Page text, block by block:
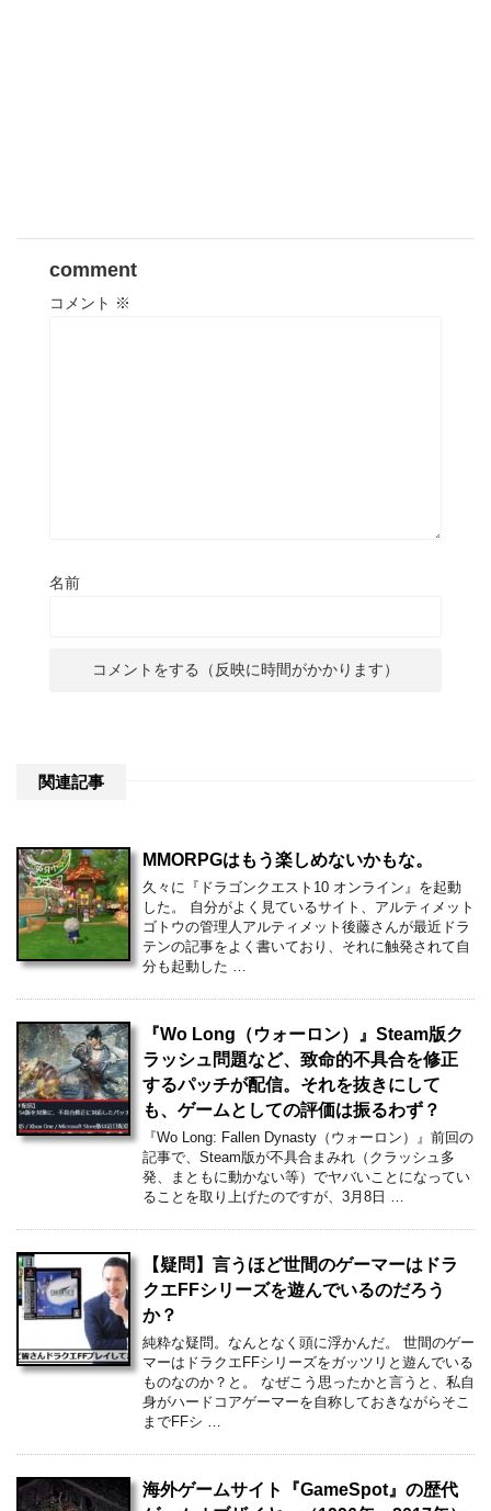
comment
コメント ※
名前
関連記事
MMORPGはもう楽しめないかもな。
久々に『ドラゴンクエスト10 オンライン』を起動
した。 自分がよく見ているサイト、アルティメット
ゴトウの管理人アルティメット後藤さんが最近ドラ
テンの記事をよく書いており、それに触発されて自
分も起動した …
『Wo Long（ウォーロン）』Steam版ク
ラッシュ問題など、致命的不具合を修正
するパッチが配信。それを抜きにして
も、ゲームとしての評価は振るわず？
『Wo Long: Fallen Dynasty（ウォーロン）』前回の
記事で、Steam版が不具合まみれ（クラッシュ多
発、まともに動かない等）でヤバいことになってい
ることを取り上げたのですが、3月8日 …
【疑問】言うほど世間のゲーマーはドラ
クエFFシリーズを遊んでいるのだろう
か？
純粋な疑問。なんとなく頭に浮かんだ。 世間のゲー
マーはドラクエFFシリーズをガッツリと遊んでいる
ものなのか？と。 なぜこう思ったかと言うと、私自
身がハードコアゲーマーを自称しておきながらそこ
までFFシ …
海外ゲームサイト『GameSpot』の歴代